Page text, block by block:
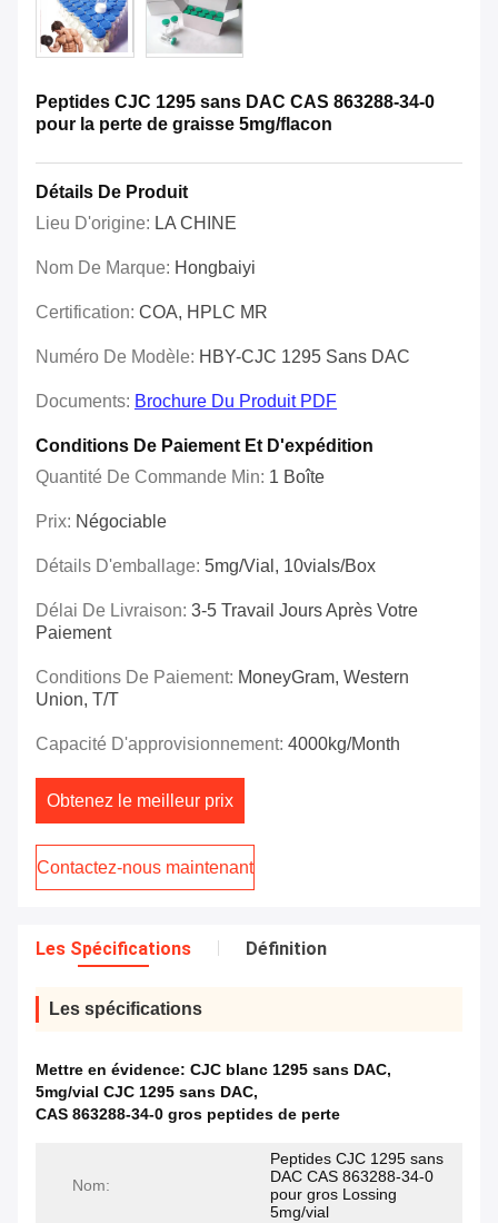
Peptides CJC 1295 sans DAC CAS 863288-34-0
pour la perte de graisse 5mg/flacon
Détails De Produit
Lieu D'origine: LA CHINE
Nom De Marque: Hongbaiyi
Certification: COA, HPLC MR
Numéro De Modèle: HBY-CJC 1295 Sans DAC
Documents: Brochure Du Produit PDF
Conditions De Paiement Et D'expédition
Quantité De Commande Min: 1 Boîte
Prix: Négociable
Détails D'emballage: 5mg/vial, 10vials/box
Délai De Livraison: 3-5 Travail Jours Après Votre
Paiement
Conditions De Paiement: MoneyGram, Western
Union, T/T
Capacité D'approvisionnement: 4000kg/Month
Obtenez le meilleur prix
Contactez-nous maintenant
Les Spécifications Définition
Les spécifications
Mettre en évidence: CJC blanc 1295 sans DAC,
5mg/vial CJC 1295 sans DAC,
CAS 863288-34-0 gros peptides de perte
Nom:
Peptides CJC 1295 sans
DAC CAS 863288-34-0
pour gros Lossing
5mg/vial